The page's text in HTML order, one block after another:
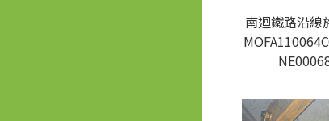
南迴鐵路沿線